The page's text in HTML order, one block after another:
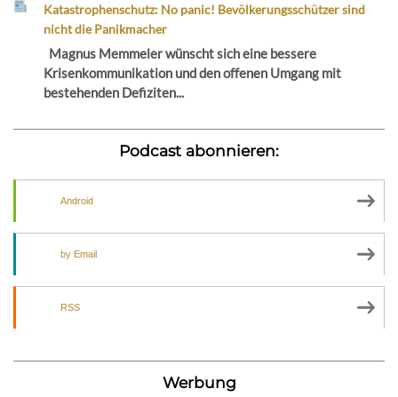
Katastrophenschutz: No panic! Bevölkerungsschützer sind
nicht die Panikmacher
Magnus Memmeler wünscht sich eine bessere
Krisenkommunikation und den offenen Umgang mit
bestehenden Defiziten...
Podcast abonnieren:
Android
by Email
RSS
Werbung